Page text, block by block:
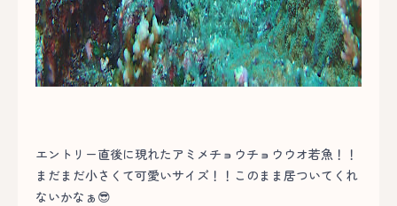
エントリー直後に現れたアミメチョウチョウウオ若魚！！
まだまだ小さくて可愛いサイズ！！このまま居ついてくれ
ないかなぁ😎